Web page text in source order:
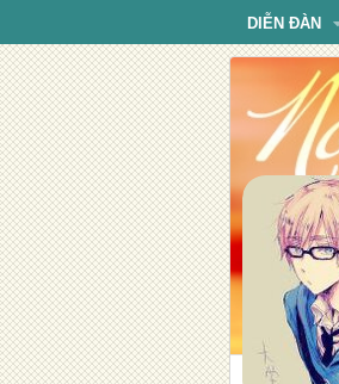
DIỄN ĐÀN